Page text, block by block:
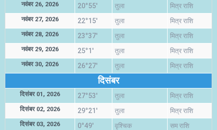
नवंबर 26, 2026 20°55' तुला मित्र राशि
नवंबर 27, 2026 22°15' तुला मित्र राशि
नवंबर 28, 2026 23°37' तुला मित्र राशि
नवंबर 29, 2026 25°1' तुला मित्र राशि
नवंबर 30, 2026 26°27' तुला मित्र राशि
दिसंबर
दिसंबर 01, 2026 27°53' तुला मित्र राशि
दिसंबर 02, 2026 29°21' तुला मित्र राशि
दिसंबर 03, 2026 0°49' वृश्चिक सम राशि